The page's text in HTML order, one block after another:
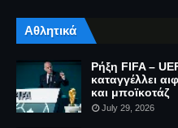
Αθλητικά
Ρήξη FIFA –
καταγγέλλει
και μποϊκοτάζ
July 29, 2026